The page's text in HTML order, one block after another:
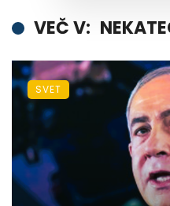
VEČ V:
SVET